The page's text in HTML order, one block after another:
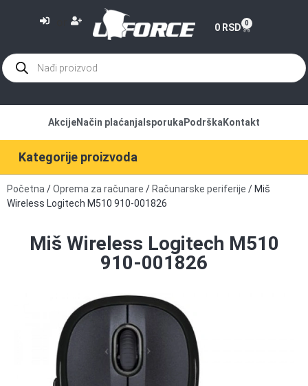
0 RSD 0
Kategorije proizvoda
AkcijeNačin plaćanja Isporuka Podrška Kontakt
Početna /Oprema za računare / Računarske periferije / Miš
Wireless Logitech M510 910-001826
Miš Wireless Logitech M510
910-001826